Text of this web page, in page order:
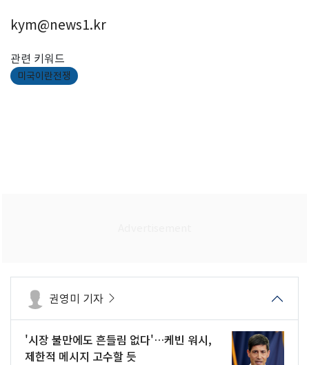
kym@news1.kr
관련 키워드
미국이란전쟁
권영미 기자
'시장 불만에도 흔들림 없다'…케빈 워시,
제한적 메시지 고수할 듯